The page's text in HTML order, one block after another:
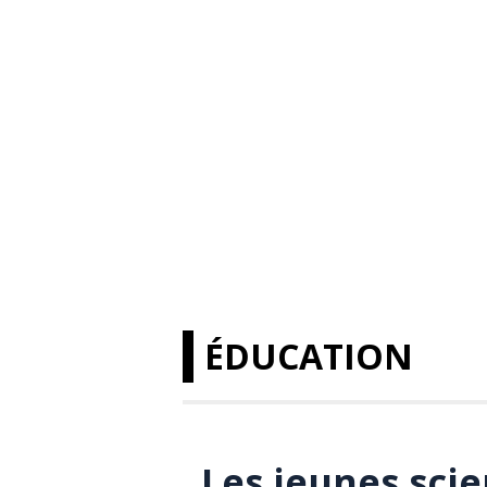
ÉDUCATION